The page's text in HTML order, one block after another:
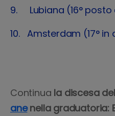
9. Lubiana (16° posto
10. Amsterdam (17° in
Continua la discesa
anenella graduatoria: